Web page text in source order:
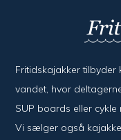
Fritidskajakker tilbyder
vandet, hvor
SUP boards eller
Vi sælger også